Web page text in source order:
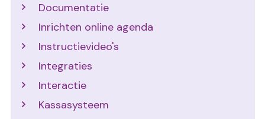
Documentatie
Inrichten online agenda
Instructievideo's
Integraties
Interactie
Kassasysteem